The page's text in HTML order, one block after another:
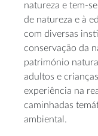
natureza e tem-
de natureza e à
com diversas
conservação da
património
adultos e
experiência na
caminhadas
ambiental.